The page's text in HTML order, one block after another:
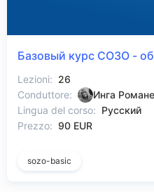
Базовый курс СОЗО -
Lezioni: 26
Conduttore:
Инга
Lingua del corso: Русский
Prezzo: 90 EUR
sozo-basic